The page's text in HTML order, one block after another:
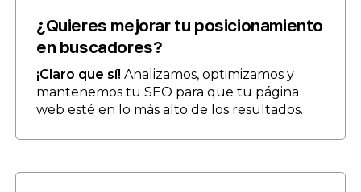
¿Quieres mejorar tu posicionamiento
en buscadores?
¡Claro que sí! Analizamos, optimizamos y
mantenemos tu SEO para que tu página
web esté en lo más alto de los resultados.